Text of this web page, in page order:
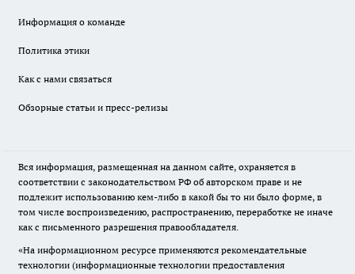
Информация о команде
Политика этики
Как с нами связаться
Обзорные статьи и пресс-релизы
Вся информация, размещенная на данном сайте, охраняется в
соответствии с законодательством РФ об авторском праве и не
подлежит использованию кем-либо в какой бы то ни было форме, в
том числе воспроизведению, распространению, переработке не иначе
как с письменного разрешения правообладателя.
«На информационном ресурсе применяются рекомендательные
технологии (информационные технологии предоставления